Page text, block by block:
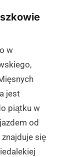
w
jest
piątku w
od
się